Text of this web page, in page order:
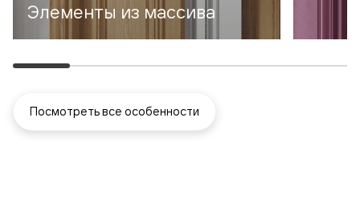
Элементы из массива
Посмотреть все особенности